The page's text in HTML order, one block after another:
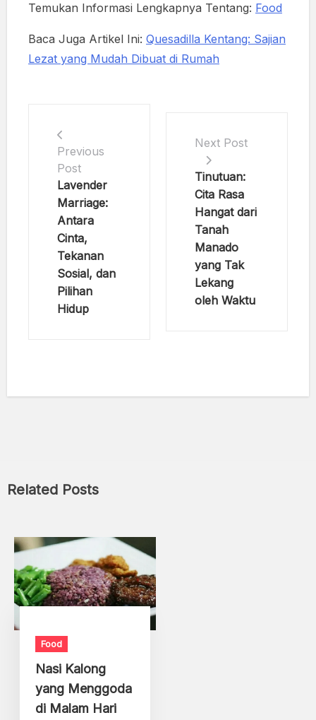
Temukan Informasi Lengkapnya Tentang: Food
Baca Juga Artikel Ini: Quesadilla Kentang: Sajian
Lezat yang Mudah Dibuat di Rumah
Previous
Post
Lavender
Marriage:
Antara
Cinta,
Tekanan
Sosial, dan
Pilihan
Hidup
Next Post
Tinutuan:
Cita Rasa
Hangat dari
Tanah
Manado
yang Tak
Lekang
oleh Waktu
Related Posts
Food
Nasi Kalong
yang Menggoda
di Malam Hari